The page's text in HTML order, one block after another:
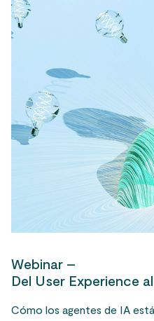
Webinar –
Del User Experience
Cómo los agentes de IA